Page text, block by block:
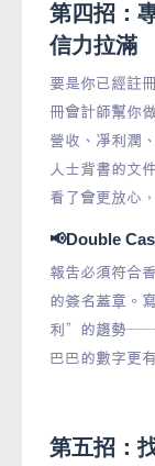
第四招：
信力拉滿
要是你已經註
冊會計師幫你
營收、凈利潤
人士背書的文
看了會更放心
📢Double
報告必須符合
的簽名蓋章。
利”的趨勢——
巴巴的數字更
第五招：